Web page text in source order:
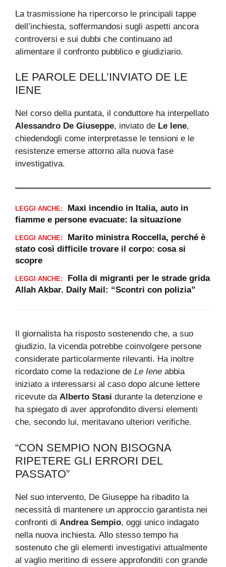
La trasmissione ha ripercorso le principali tappe
dell’inchiesta, soffermandosi sugli aspetti ancora
controversi e sui dubbi che continuano ad
alimentare il confronto pubblico e giudiziario.
LE PAROLE DELL’INVIATO DE LE
IENE
Nel corso della puntata, il conduttore ha interpellato
Alessandro De Giuseppe, inviato de Le Iene,
chiedendogli come interpretasse le tensioni e le
resistenze emerse attorno alla nuova fase
investigativa.
LEGGI ANCHE:
Maxi incendio in Italia, auto in
fiamme e persone evacuate: la situazione
LEGGI ANCHE:
Marito ministra Roccella, perché è
stato così difficile trovare il corpo: cosa si
scopre
LEGGI ANCHE:
Folla di migranti per le strade grida
Allah Akbar. Daily Mail: “Scontri con polizia”
Il giornalista ha risposto sostenendo che, a suo
giudizio, la vicenda potrebbe coinvolgere persone
considerate particolarmente rilevanti. Ha inoltre
ricordato come la redazione de Le Iene abbia
iniziato a interessarsi al caso dopo alcune lettere
ricevute da Alberto Stasi durante la detenzione e
ha spiegato di aver approfondito diversi elementi
che, secondo lui, meritavano ulteriori verifiche.
“CON SEMPIO NON BISOGNA
RIPETERE GLI ERRORI DEL
PASSATO”
Nel suo intervento, De Giuseppe ha ribadito la
necessità di mantenere un approccio garantista nei
confronti di Andrea Sempio, oggi unico indagato
nella nuova inchiesta. Allo stesso tempo ha
sostenuto che gli elementi investigativi attualmente
al vaglio meritino di essere approfonditi con grande